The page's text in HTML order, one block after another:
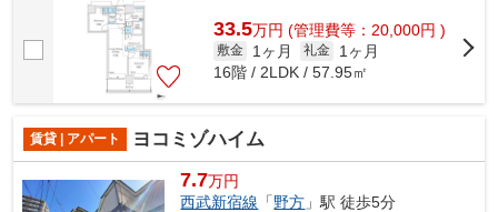
33.5万円 (管理費等：20,000円 )
敷金 1ヶ月 礼金
1ヶ月
16階 / 2LDK / 57.95㎡
賃貸 | アパート ヨコミゾハイム
7.7万円
西武新宿線 「野方 」駅 徒歩5分